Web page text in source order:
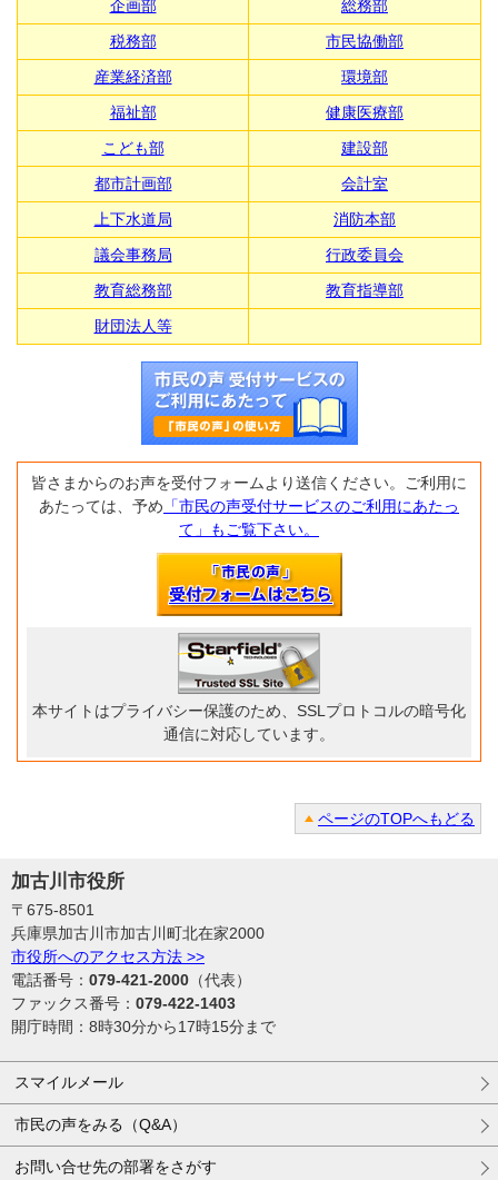
企画部
総務部
税務部
市民協働部
産業経済部
環境部
福祉部
健康医療部
こども部
建設部
都市計画部
会計室
上下水道局
消防本部
議会事務局
行政委員会
教育総務部
教育指導部
財団法人等
皆さまからのお声を受付フォームより送信ください。ご利用に
あたっては、予め 「市民の声受付サービスのご利用にあたっ
て」もご覧下さい。
本サイトはプライバシー保護のため、SSLプロトコルの暗号化
通信に対応しています。
ページのTOPへもどる
加古川市役所
〒675-8501
兵庫県加古川市加古川町北在家2000
市役所へのアクセス方法 >>
電話番号： 079-421-2000 （代表）
ファックス番号： 079-422-1403
開庁時間：8時30分から17時15分まで
スマイルメール
市民の声をみる（Q&A）
お問い合せ先の部署をさがす